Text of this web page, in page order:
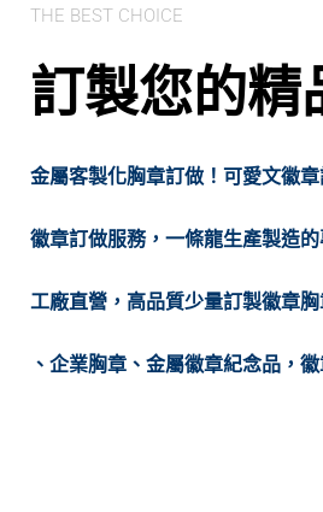
THE BEST CHOICE
訂製您的精
金屬客製化胸章訂做！可愛文徽
徽章訂做服務，一條龍生產製造
工廠直營，高品質少量訂製徽章
、企業胸章、金屬徽章紀念品，